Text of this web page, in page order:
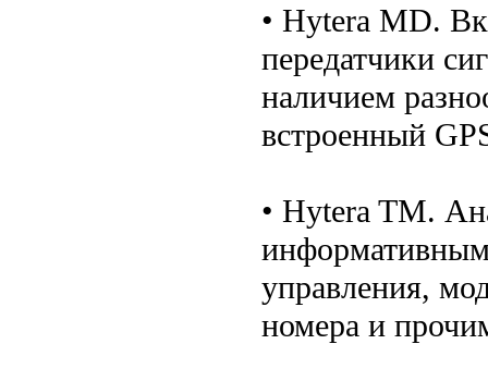
• Hytera MD.
передатчики
наличием
встроенный
• Hytera TM.
управления,
номера и